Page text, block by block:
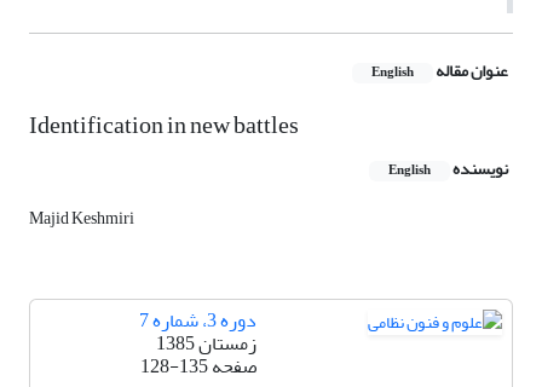
عنوان مقاله English
Identification in new battles
نویسنده English
Majid Keshmiri
دوره 3، شماره 7
زمستان 1385
صفحه128-135